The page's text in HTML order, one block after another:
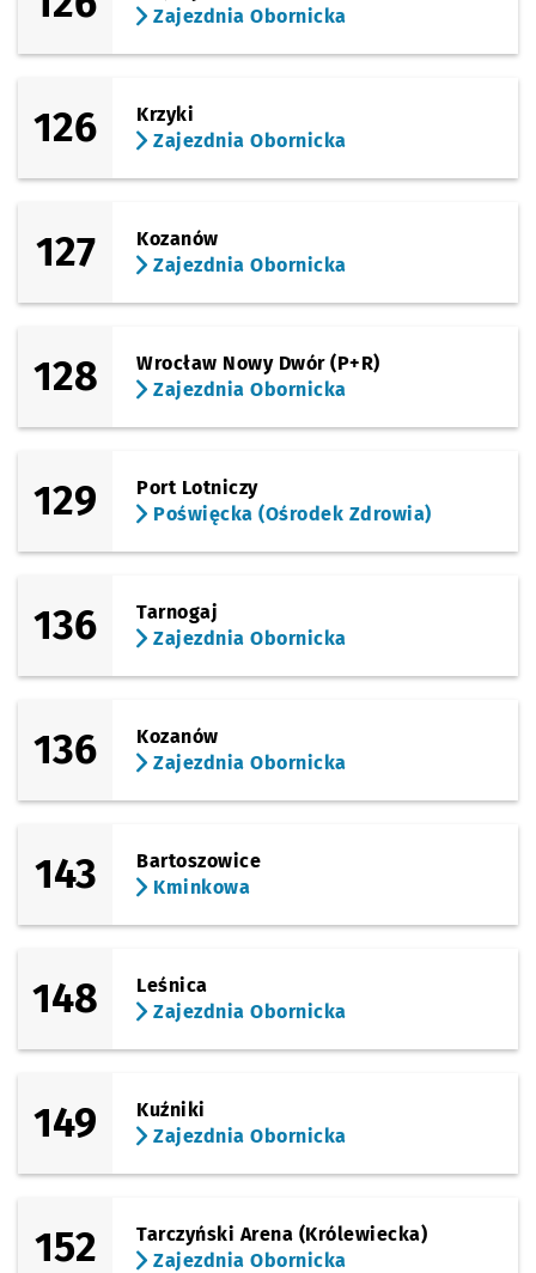
Zajezdnia Obornicka
126
Krzyki
Zajezdnia Obornicka
127
Kozanów
Zajezdnia Obornicka
128
Wrocław Nowy Dwór (P+R)
Zajezdnia Obornicka
129
Port Lotniczy
Poświęcka (Ośrodek Zdrowia)
136
Tarnogaj
Zajezdnia Obornicka
136
Kozanów
Zajezdnia Obornicka
143
Bartoszowice
Kminkowa
148
Leśnica
Zajezdnia Obornicka
149
Kuźniki
Zajezdnia Obornicka
152
Tarczyński Arena (Królewiecka)
Zajezdnia Obornicka